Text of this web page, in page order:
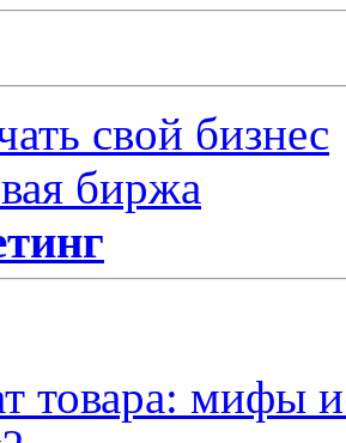
свой бизнес
биржа
товара: мифы